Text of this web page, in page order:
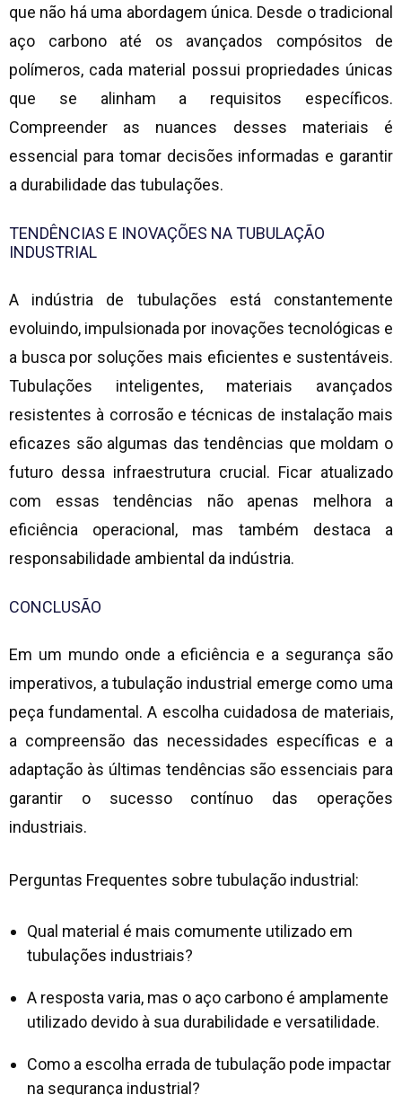
que não há uma abordagem única. Desde o tradicional
aço carbono até os avançados compósitos de
polímeros, cada material possui propriedades únicas
que se alinham a requisitos específicos.
Compreender as nuances desses materiais é
essencial para tomar decisões informadas e garantir
a durabilidade das tubulações.
TENDÊNCIAS E INOVAÇÕES NATUBULAÇÃO
INDUSTRIAL
A indústria de tubulações está constantemente
evoluindo, impulsionada por inovações tecnológicas e
a busca por soluções mais eficientes e sustentáveis.
Tubulações inteligentes, materiais avançados
resistentes à corrosão e técnicas de instalação mais
eficazes são algumas das tendências que moldam o
futuro dessa infraestrutura crucial. Ficar atualizado
com essas tendências não apenas melhora a
eficiência operacional, mas também destaca a
responsabilidade ambiental da indústria.
CONCLUSÃO
Em um mundo onde a eficiência e a segurança são
imperativos, atubulação industrial emerge como uma
peça fundamental. A escolha cuidadosa de materiais,
a compreensão das necessidades específicas e a
adaptação às últimas tendências são essenciais para
garantir o sucesso contínuo das operações
industriais.
Perguntas Frequentes sobre tubulação industrial :
Qual material é mais comumente utilizado em
tubulações industriais?
A resposta varia, mas o aço carbono é amplamente
utilizado devido à sua durabilidade e versatilidade.
Como a escolha errada de tubulação pode impactar
na segurança industrial?